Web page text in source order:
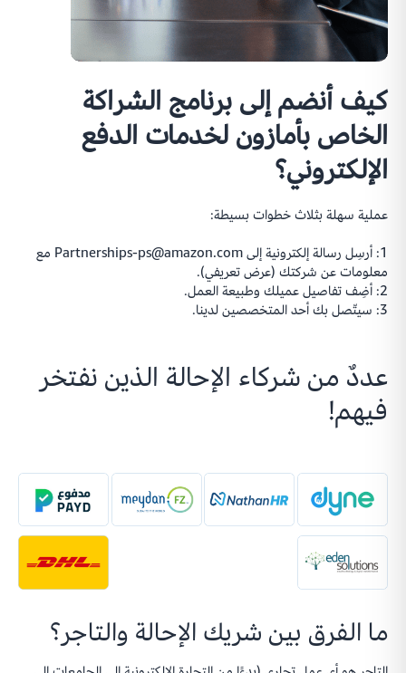
كيف أنضم إلى برنامج الشراكة
الخاص بأمازون لخدمات الدفع
الإلكتروني؟
عملية سهلة بثلاث خطوات بسيطة:
1: أرسِل رسالة إلكترونية إلى Partnerships-ps@amazon.com مع
معلومات عن شركتك (عرض تعريفي).
2: أضِف تفاصيل عميلك وطبيعة العمل.
3: سيتّصل بك أحد المتخصصين لدينا.
عددٌ من شركاء الإحالة الذين نفتخر
فيهم!
ما الفرق بين شريك الإحالة والتاجر؟